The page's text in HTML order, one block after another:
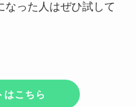
なった人はぜひ試して
はこちら